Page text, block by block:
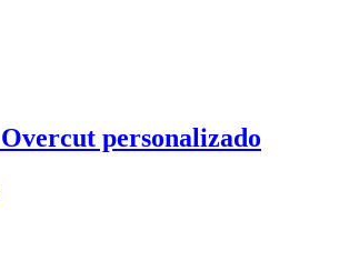
personalizado